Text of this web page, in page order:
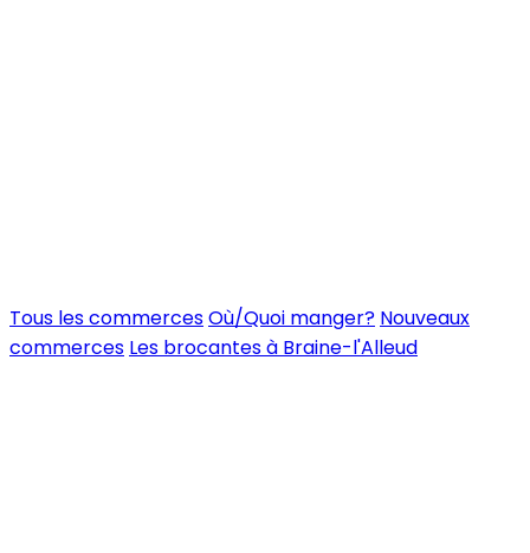
Tous les commercesOù/Quoi manger? Nouveaux
commerces Les brocantes à Braine-l'Alleud